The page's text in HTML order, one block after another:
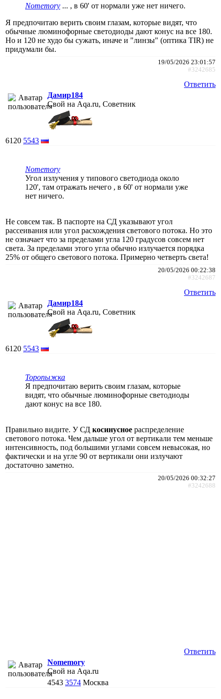
Nomemory ... , в 60' от нормали уже нет ничего.
Я предпочитаю верить своим глазам, которые видят, что
обычные люминофорные светодиоды дают конус на все 180.
Но и 120 не худо бы сужать, иначе и "линзы" (оптика TIR) не
придумали бы.
19/05/2026 23:01:57
#3242685
Ответить
Дамир184
Свой на Aqa.ru, Советник
6120 5543
Nomemory
Угол излучения у типового светодиода около
120', там отражать нечего , в 60' от нормали уже
нет ничего.
Не совсем так. В паспорте на СД указывают угол
рассеивания или угол расхождения светового потока. Но это
не означает что за пределами угла 120 градусов совсем нет
света. За пределами этого угла обычно излучается порядка
25% от общего светового потока. Примерно четверть света!
20/05/2026 00:22:38
#3242687
Ответить
Дамир184
Свой на Aqa.ru, Советник
6120 5543
Торопыжка
Я предпочитаю верить своим глазам, которые
видят, что обычные люминофорные светодиоды
дают конус на все 180.
Правильно видите. У СД косинусное распределение
светового потока. Чем дальше угол от вертикали тем меньше
интенсивность, под большими углами совсем невысокая, но
фактически и на угле 90 от вертикали они излучают
достаточно заметно.
20/05/2026 00:32:27
#3242688
Ответить
Nomemory
Свой на Aqa.ru
4543 3574 Москва